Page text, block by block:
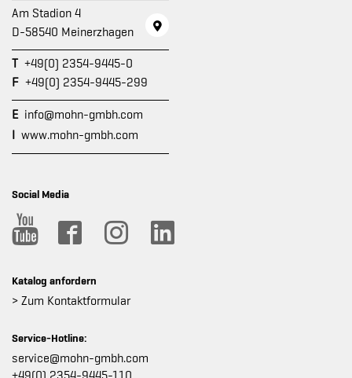
Am Stadion 4
D-58540 Meinerzhagen
T +49(0) 2354-9445-0
F +49(0) 2354-9445-299
E info@mohn-gmbh.com
I www.mohn-gmbh.com
Social Media
Katalog anfordern
> Zum Kontaktformular
Service-Hotline:
service@mohn-gmbh.com